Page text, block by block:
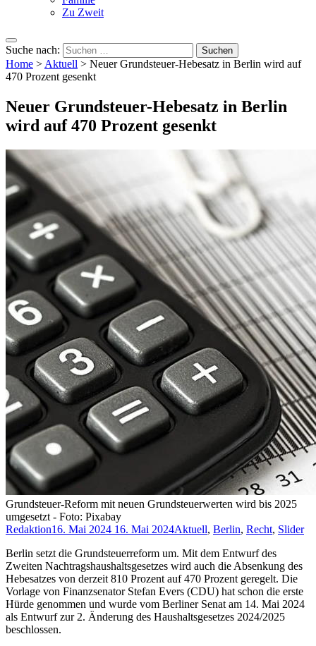
Zu Zweit
Suche nach:
Home > Aktuell > Neuer Grundsteuer-Hebesatz in Berlin wird auf
470 Prozent gesenkt
Neuer Grundsteuer-Hebesatz in Berlin
wird auf 470 Prozent gesenkt
Grundsteuer-Reform mit neuen Grundsteuerwerten wird bis 2025
umgesetzt - Foto: Pixabay
Redaktion16. Mai 2024 16. Mai 2024Aktuell, Berlin, Recht, Slider
Berlin setzt die Grundsteuerreform um. Mit dem Entwurf des
Zweiten Nachtragshaushaltsgesetzes wird auch die Absenkung des
Hebesatzes von derzeit 810 Prozent auf 470 Prozent geregelt. Die
Vorlage von Finanzsenator Stefan Evers (CDU) hat schon die erste
Hürde genommen und wurde vom Berliner Senat am 14. Mai 2024
als Entwurf zur 2. Änderung des Haushaltsgesetzes 2024/2025
beschlossen.